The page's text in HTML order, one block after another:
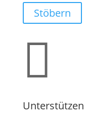
Stöbern

Unterstützen